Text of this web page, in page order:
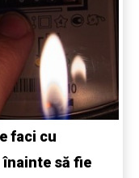
faci cu
să fie